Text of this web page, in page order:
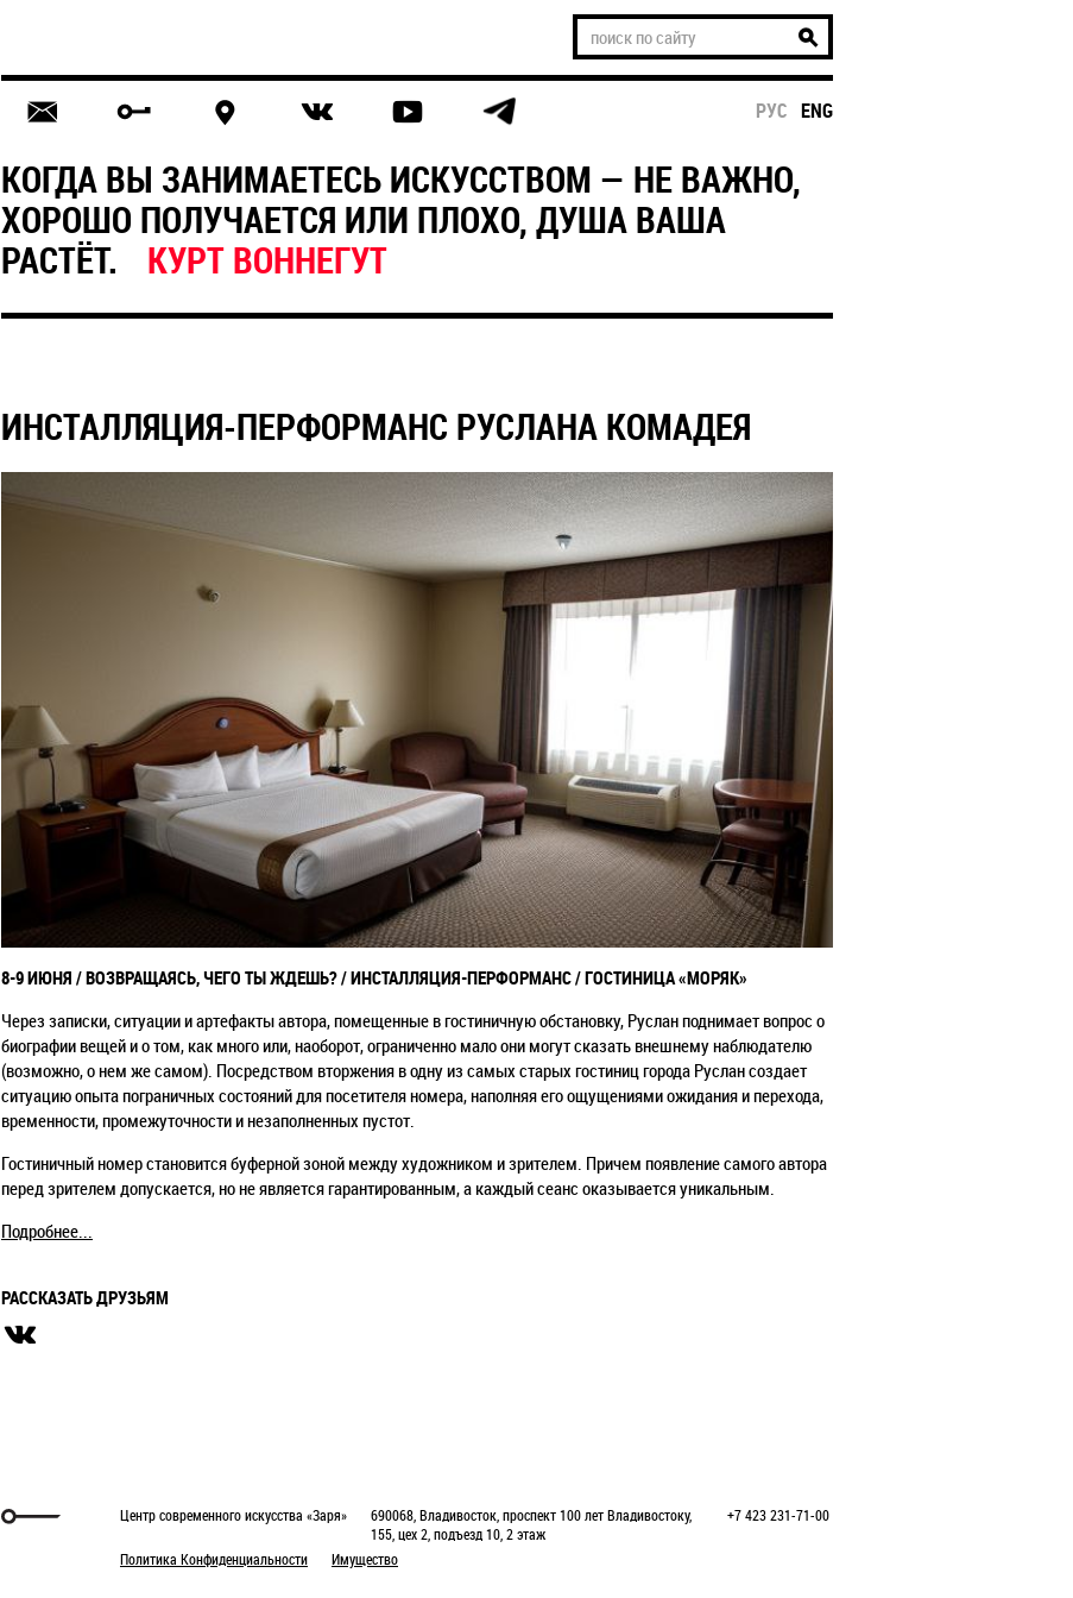
РУС ENG
КОГДА ВЫ ЗАНИМАЕТЕСЬ ИСКУССТВОМ — НЕ ВАЖНО,
ХОРОШО ПОЛУЧАЕТСЯ ИЛИ ПЛОХО, ДУША ВАША
РАСТЁТ. КУРТ ВОННЕГУТ
ИНСТАЛЛЯЦИЯ-ПЕРФОРМАНС РУСЛАНА КОМАДЕЯ
8-9 ИЮНЯ / ВОЗВРАЩАЯСЬ, ЧЕГО ТЫ ЖДЕШЬ? / ИНСТАЛЛЯЦИЯ-ПЕРФОРМАНС / ГОСТИНИЦА «МОРЯК»
Через записки, ситуации и артефакты автора, помещенные в гостиничную обстановку, Руслан поднимает вопрос о
биографии вещей и о том, как много или, наоборот, ограниченно мало они могут сказать внешнему наблюдателю
(возможно, о нем же самом). Посредством вторжения в одну из самых старых гостиниц города Руслан создает
ситуацию опыта пограничных состояний для посетителя номера, наполняя его ощущениями ожидания и перехода,
временности, промежуточности и незаполненных пустот.
Гостиничный номер становится буферной зоной между художником и зрителем. Причем появление самого автора
перед зрителем допускается, но не является гарантированным, а каждый сеанс оказывается уникальным.
Подробнее...
РАССКАЗАТЬ ДРУЗЬЯМ
Центр современного искусства «Заря»
690068, Владивосток, проспект 100 лет Владивостоку,
155, цех 2, подъезд 10, 2 этаж
+7 423 231-71-00
Политика Конфиденциальности Имущество